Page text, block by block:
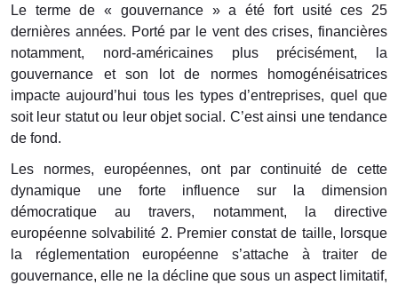
Le terme de « gouvernance » a été fort usité ces 25
dernières années. Porté par le vent des crises, financières
notamment, nord-américaines plus précisément, la
gouvernance et son lot de normes homogénéisatrices
impacte aujourd’hui tous les types d’entreprises, quel que
soit leur statut ou leur objet social. C’est ainsi une tendance
de fond.
Les normes, européennes, ont par continuité de cette
dynamique une forte influence sur la dimension
démocratique au travers, notamment, la directive
européenne solvabilité 2. Premier constat de taille, lorsque
la réglementation européenne s’attache à traiter de
gouvernance, elle ne la décline que sous un aspect limitatif,